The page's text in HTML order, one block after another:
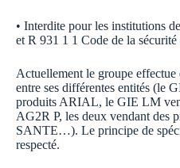
• Interdite pour les institutions
et R 931 1 1 Code de la sécurité
Actuellement le groupe effectue
entre ses différentes entités (le
produits ARIAL, le GIE LM
AG2R P, les deux vendant des
SANTE…). Le principe de
respecté.